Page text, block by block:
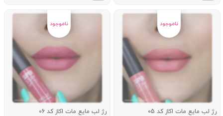
رژ لب مایع مات اکاز کد 05 رژ لب مایع مات اکاز کد 06